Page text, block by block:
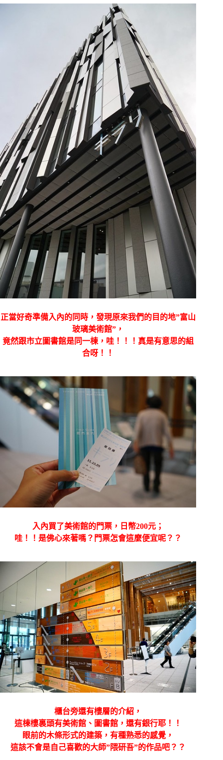
正當好奇準備入內的同時，發現原來我們的目的地”富山
玻璃美術館”，
竟然跟市立圖書館是同一棟，哇！！！真是有意思的組
合呀！！
入內買了美術館的門票，日幣200元；
哇！！是佛心來著嗎？門票怎會這麼便宜呢？？
櫃台旁還有樓層的介紹，
這棟樓裏頭有美術館、圖書館，還有銀行耶！！
眼前的木條形式的建築，有種熟悉的感覺，
這該不會是自己喜歡的大師”隈研吾”的作品吧？？